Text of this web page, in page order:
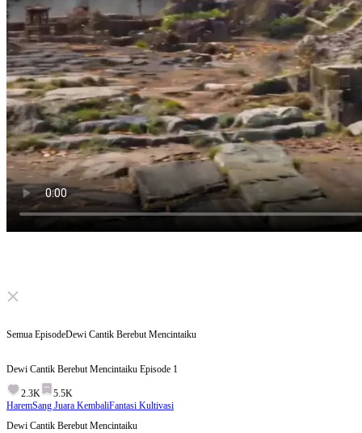
Click to unmute
tapi Tetua Alif yang menyuruhku
Semua EpisodeDewi Cantik Berebut Mencintaiku
Dewi Cantik Berebut Mencintaiku Episode 1
2.3K
5.5K
HaremSang Juara KembaliFantasi Kultivasi
Dewi Cantik Berebut Mencintaiku